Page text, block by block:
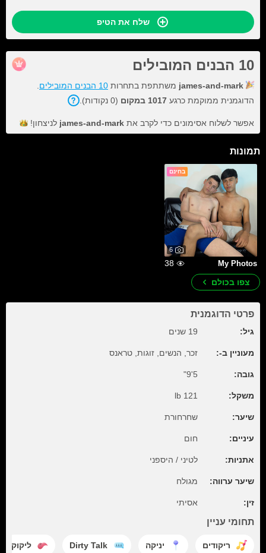
שלח את הטיפ
10 הבנים המובילים
james-and-mark משתתפת בתחרות 10 הבנים המובילים
הדוגמנית ממוקמת כרגע 1017 במקום (0 נקודות).
אפשר לשלוח אסימונים כדי לקרב את james-and-mark לניצחון!
תמונות
בחינם
6
My Photos
38
צפו בכולם
פרטי הדוגמנית
גיל: 19 שנים
מעוניין ב-: זכר, הנשים, זוגות, טראנס
גובה: 5'9"
משקל: 121 lb
שיער: שחרחורת
עיניים: חום
אתניות: לטיני / היספני
שיער ערווה: מגולח
זין: אסיתי
תחומי עניין
ריקודים יניקה Dirty Talk ליקוק